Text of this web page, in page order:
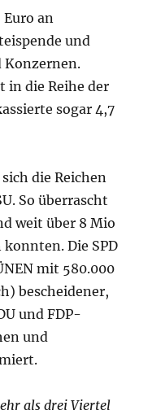
Euro an
und
Konzernen.
in die Reihe der
sogar 4,7
die Reichen
So überrascht
weit über 8 Mio
Die SPD
mit 580.000
bescheidener,
und FDP-
und
als drei Viertel